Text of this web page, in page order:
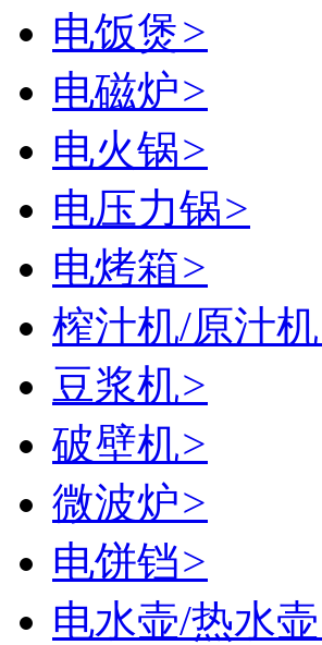
电饭煲>
电磁炉>
电火锅>
电压力锅>
电烤箱>
榨汁机/原汁机
豆浆机>
破壁机>
微波炉>
电饼铛>
电水壶/热水壶